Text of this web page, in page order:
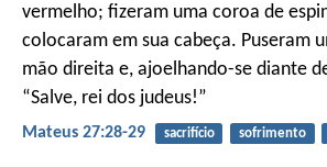
vermelho; fizeram uma coroa de
colocaram em sua cabeça. Puseram
mão direita e, ajoelhando-se diante
“Salve, rei dos judeus!”
Mateus 27:28-29 sacrifício sofrimento